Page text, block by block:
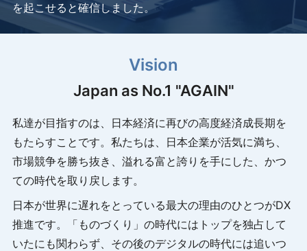
を起こせると確信しました。
Vision
Japan as No.1 "AGAIN"
私達が目指すのは、日本経済に再びの高度経済成長期を
もたらすことです。私たちは、日本企業が活気に満ち、
市場競争を勝ち抜き、溢れる富と誇りを手にした、かつ
ての時代を取り戻します。
日本が世界に遅れをとっている最大の理由のひとつがDX
推進です。「ものづくり」の時代にはトップを独占して
いたにも関わらず、その後のデジタルの時代には追いつ